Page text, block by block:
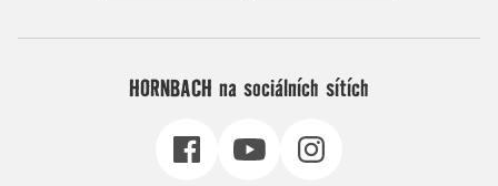
HORNBACH na sociálních sítích